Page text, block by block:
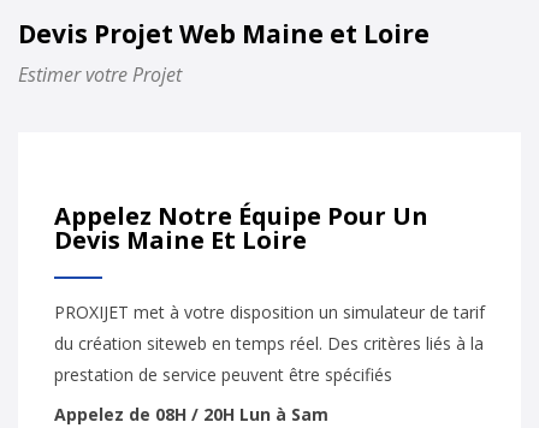
Devis Projet Web Maine et Loire
Estimer votre Projet
Appelez Notre Équipe Pour Un
Devis Maine Et Loire
PROXIJET met à votre disposition un simulateur de tarif
du création siteweb en temps réel. Des critères liés à la
prestation de service peuvent être spécifiés
Appelez de 08H / 20H Lun à Sam